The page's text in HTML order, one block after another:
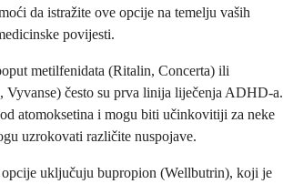
da istražite ove opcije na temelju vaših
povijesti.
metilfenidata (Ritalin, Concerta) ili
Vyvanse) često su prva linija liječenja ADHD-a.
atomoksetina i mogu biti učinkovitiji za neke
uzrokovati različite nuspojave.
opcije uključuju bupropion (Wellbutrin), koji je